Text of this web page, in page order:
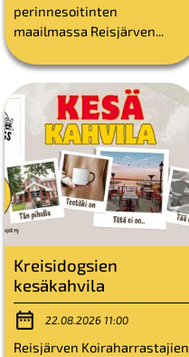
perinnesoitinten
maailmassa Reisjärven...
Kreisidogsien
kesäkahvila
22.08.2026 11:00
Reisjärven Koiraharrastajien